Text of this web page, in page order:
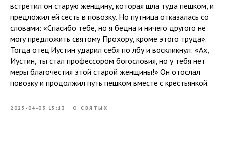
встретил он старую женщину, которая шла туда пешком, и
предложил ей сесть в повозку. Но путница отказалась со
словами: «Спасибо тебе, но я бедна и ничего другого не
могу предложить святому Прохору, кроме этого труда».
Тогда отец Иустин ударил себя по лбу и воскликнул: «Ах,
Иустин, ты стал профессором богословия, но у тебя нет
меры благочестия этой старой женщины!» Он отослал
повозку и продолжил путь пешком вместе с крестьянкой.
2025-04-03 15:13 О СВЯТЫХ